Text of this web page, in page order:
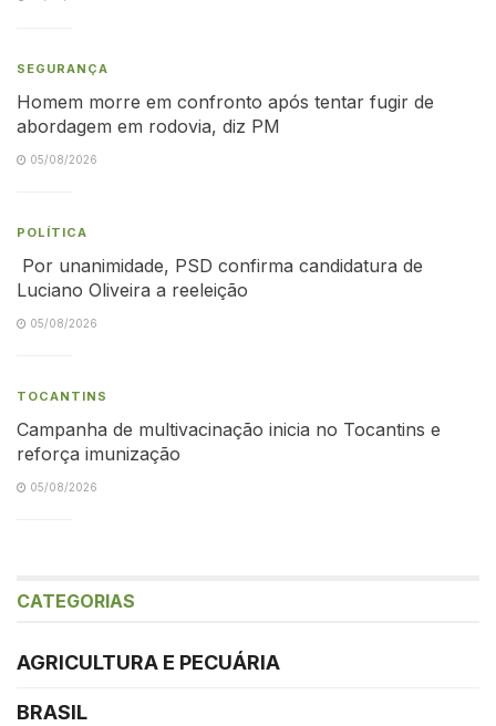
SEGURANÇA
Homem morre em confronto após tentar fugir de
abordagem em rodovia, diz PM
05/08/2026
POLÍTICA
Por unanimidade, PSD confirma candidatura de
Luciano Oliveira a reeleição
05/08/2026
TOCANTINS
Campanha de multivacinação inicia no Tocantins e
reforça imunização
05/08/2026
CATEGORIAS
AGRICULTURA E PECUÁRIA
BRASIL